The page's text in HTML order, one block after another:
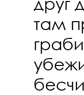
там